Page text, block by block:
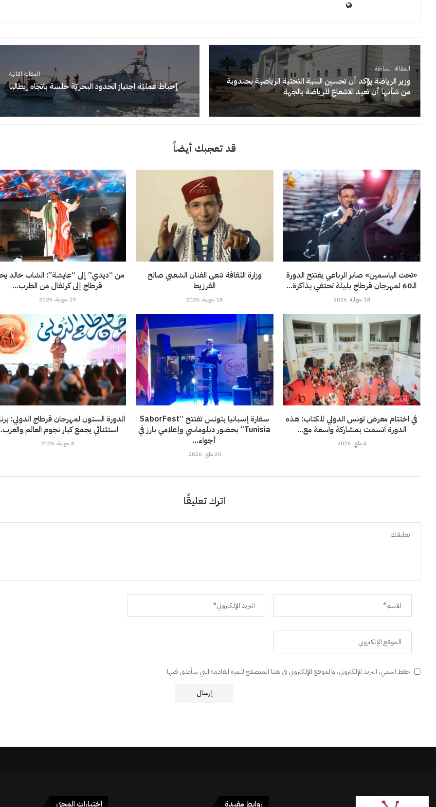
المقالة السابقة
وزير الرياضة يؤكد أن تحسين البنية التحتية الرياضية بجندوبة
من شأنها أن تعيد الاشعاع للرياضة بالجهة
المقالة التالية
إحباط عمليّة اجتياز الحدود البحريّة خلسة باتجاه إيطاليا
قد تعجبك أيضاً
من “ديدي” إلى “عايشة”: الشاب خالد
قرطاج إلى كرنفال من الطرب...
19 جويلية، 2026
وزارة الثقافة تنعى الفنان الشعبي صالح
الفرزيط
18 جويلية، 2026
«تحت الياسمين» صابر الرباعي يفتتح الدورة
الـ60 لمهرجان قرطاج بليلة تحتفي بذاكرة...
18 جويلية، 2026
الدورة الستون لمهرجان قرطاج الدولي:
استثنائي يجمع كبار نجوم العالم
8 جويلية، 2026
سفارة إسبانيا بتونس تفتتح “SaborFest
Tunisia” بحضور دبلوماسي وإعلامي بارز في
أجواء...
20 ماي، 2026
في اختتام معرض تونس الدولي للكتاب: هذه
الدورة اتسمت بمشاركة واسعة مع...
4 ماي، 2026
اترك تعليقًا
احفظ اسمي، البريد الإلكتروني، والموقع الإلكتروني في هذا المتصفح للمرة القادمة التي سأعلق فيها.
روابط مفيدة اختيارات المحرّر